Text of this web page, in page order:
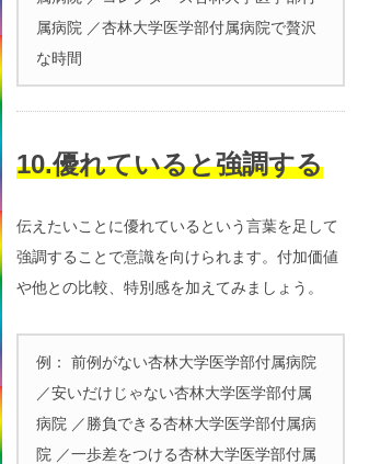
属病院 ／杏林大学医学部付属病院で贅沢
な時間
10.優れていると強調する
伝えたいことに優れているという言葉を足して
強調することで意識を向けられます。付加価値
や他との比較、特別感を加えてみましょう。
例： 前例がない杏林大学医学部付属病院
／安いだけじゃない杏林大学医学部付属
病院 ／勝負できる杏林大学医学部付属病
院 ／一歩差をつける杏林大学医学部付属